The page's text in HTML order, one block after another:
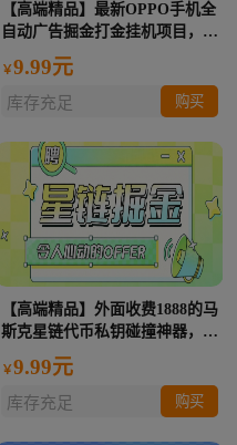
【高端精品】最新OPPO手机全
自动广告掘金打金挂机项目，单
机一天9+可批量放大【挂机脚
本+使用教程】
￥9.99元
库存充足 购买
【高端精品】外面收费1888的马
斯克星链代币私钥碰撞神器，号
称单窗口收入四位数【协议脚本
+使用教程】
￥9.99元
库存充足 购买